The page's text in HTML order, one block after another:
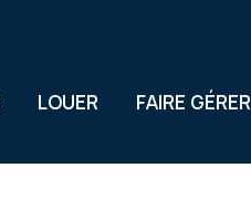
LOUER FAIRE GÉRER